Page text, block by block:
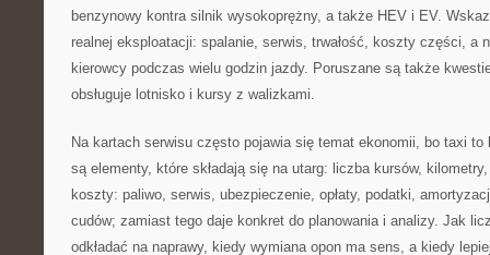
benzynowy kontra silnik wysokoprężny, a także HEV i EV.
realnej eksploatacji: spalanie, serwis, trwałość, koszty części, a
kierowcy podczas wielu godzin jazdy. Poruszane są także
obsługuje lotnisko i kursy z walizkami.
Na kartach serwisu często pojawia się temat ekonomii, bo taxi to
są elementy, które składają się na utarg: liczba kursów,
koszty: paliwo, serwis, ubezpieczenie, opłaty, podatki,
cudów; zamiast tego daje konkret do planowania i analizy. Jak
odkładać na naprawy, kiedy wymiana opon ma sens, a kiedy